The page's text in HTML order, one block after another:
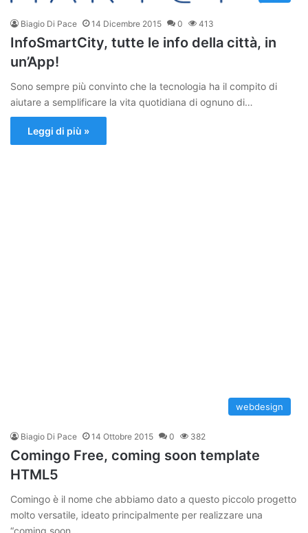
Biagio Di Pace 14 Dicembre 2015 0 413
InfoSmartCity, tutte le info della città, in
un’App!
Sono sempre più convinto che la tecnologia ha il compito di
aiutare a semplificare la vita quotidiana di ognuno di…
Leggi di più »
webdesign
Biagio Di Pace 14 Ottobre 2015 0 382
Comingo Free, coming soon template
HTML5
Comingo è il nome che abbiamo dato a questo piccolo progetto
molto versatile, ideato principalmente per realizzare una
“coming soon…